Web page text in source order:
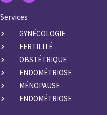
Services
GYNÉCOLOGIE
FERTILITÉ
OBSTÉTRIQUE
ENDOMÉTRIOSE
MÉNOPAUSE
ENDOMÉTRIOSE